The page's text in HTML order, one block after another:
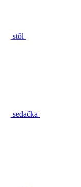
stôl
sedačka